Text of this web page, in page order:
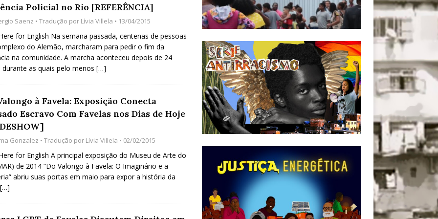
Começou com uma Praça em Ramos [OPINIÃO]
Agroecológico com os Povos das Águas Reúne
e Inauguração da Feira da Praia do Remanso
Fluminenses, Cronicamente Abandonados,
Nova Via Mobilidade 10 Anos Após Rio2016
Policial no Rio [REFERÊNCIA]
Saenz • Tradução por Lívia Villela • 13/04/2015
for English Na semana passada, centenas de pessoas
do Alemão, marcharam para pedir o fim da
na comunidade. A marcha aconteceu depois de 24
durante as quais pelo menos […]
à Favela: Exposição Conecta
Escravo Com Favelas nos Dias de Hoje
Gonzalez • Tradução por Lívia Villela • 02/02/2015
for English A principal exposição do Museu de Arte do
de 2014 “Do Valongo à Favela: O Imaginário e a
abriu suas portas em maio para expor a história da
[…]